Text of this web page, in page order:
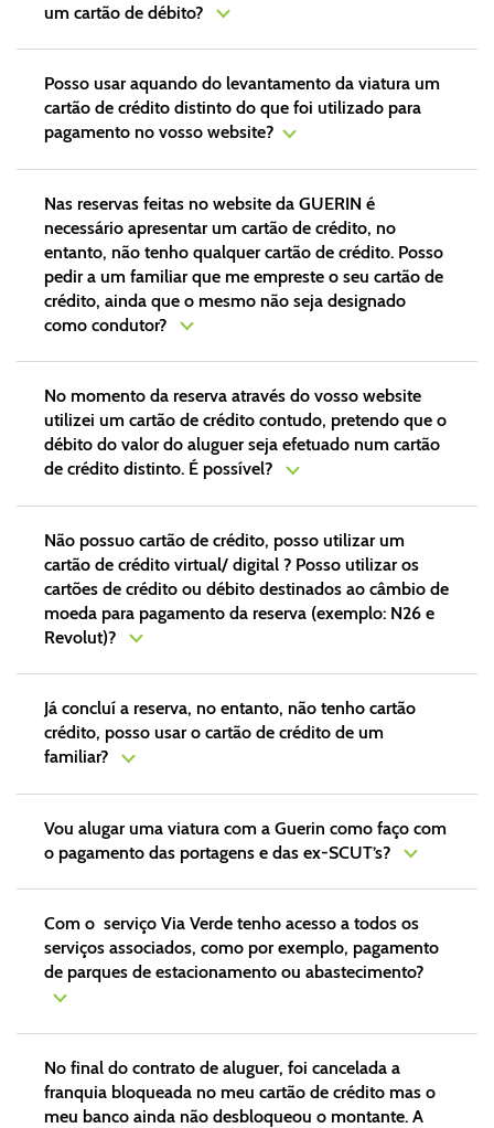
um cartão de débito?
Posso usar aquando do levantamento da viatura um
cartão de crédito distinto do que foi utilizado para
pagamento no vosso website?
Nas reservas feitas no website da GUERIN é
necessário apresentar um cartão de crédito, no
entanto, não tenho qualquer cartão de crédito. Posso
pedir a um familiar que me empreste o seu cartão de
crédito, ainda que o mesmo não seja designado
como condutor?
No momento da reserva através do vosso website
utilizei um cartão de crédito contudo, pretendo que o
débito do valor do aluguer seja efetuado num cartão
de crédito distinto. É possível?
Não possuo cartão de crédito, posso utilizar um
cartão de crédito virtual/ digital ? Posso utilizar os
cartões de crédito ou débito destinados ao câmbio de
moeda para pagamento da reserva (exemplo: N26 e
Revolut)?
Já concluí a reserva, no entanto, não tenho cartão
crédito, posso usar o cartão de crédito de um
familiar?
Vou alugar uma viatura com a Guerin como faço com
o pagamento das portagens e das ex-SCUT’s?
Com o serviço Via Verde tenho acesso a todos os
serviços associados, como por exemplo, pagamento
de parques de estacionamento ou abastecimento?
No final do contrato de aluguer, foi cancelada a
franquia bloqueada no meu cartão de crédito mas o
meu banco ainda não desbloqueou o montante. A